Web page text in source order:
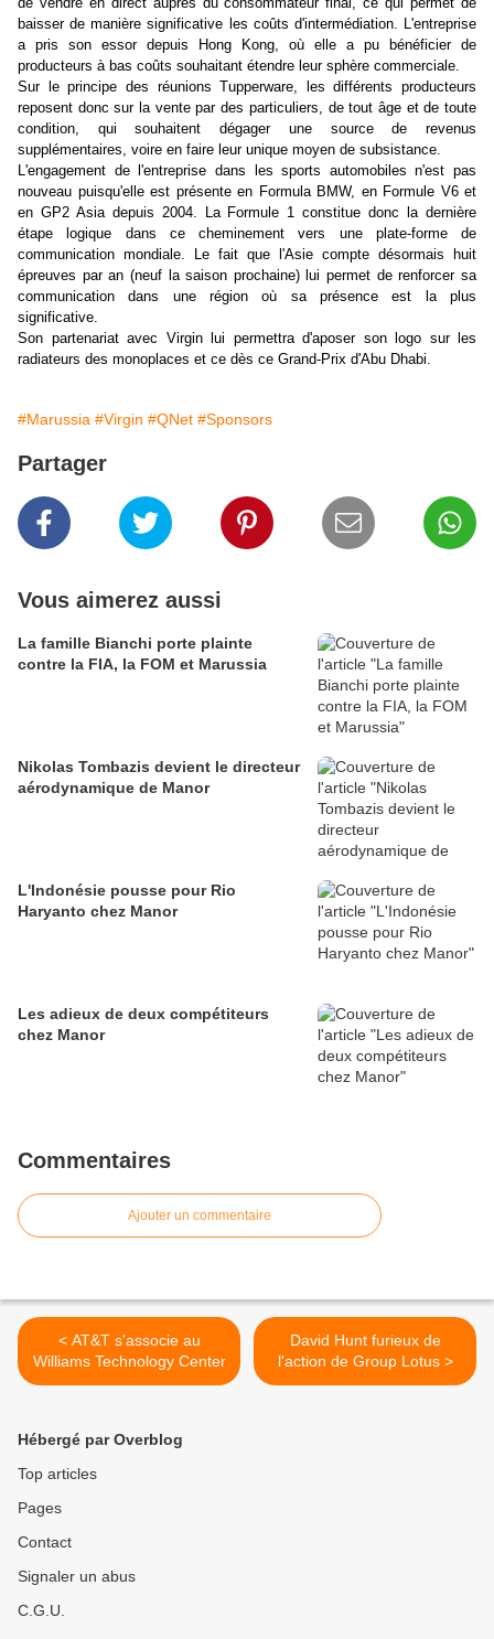
baisser de manière significative les coûts d'intermédiation. L'entreprise
a pris son essor depuis Hong Kong, où elle a pu bénéficier de
producteurs à bas coûts souhaitant étendre leur sphère commerciale.
Sur le principe des réunions Tupperware, les différents producteurs
reposent donc sur la vente par des particuliers, de tout âge et de toute
condition, qui souhaitent dégager une source de revenus
supplémentaires, voire en faire leur unique moyen de subsistance.
L'engagement de l'entreprise dans les sports automobiles n'est pas
nouveau puisqu'elle est présente en Formula BMW, en Formule V6 et
en GP2 Asia depuis 2004. La Formule 1 constitue donc la dernière
étape logique dans ce cheminement vers une plate-forme de
communication mondiale. Le fait que l'Asie compte désormais huit
épreuves par an (neuf la saison prochaine) lui permet de renforcer sa
communication dans une région où sa présence est la plus
significative.
Son partenariat avec Virgin lui permettra d'aposer son logo sur les
radiateurs des monoplaces et ce dès ce Grand-Prix d'Abu Dhabi.
#Marussia #Virgin #QNet #Sponsors
Partager
Vous aimerez aussi
La famille Bianchi porte plainte
contre la FIA, la FOM et Marussia
Nikolas Tombazis devient le directeur
aérodynamique de Manor
L'Indonésie pousse pour Rio
Haryanto chez Manor
Les adieux de deux compétiteurs
chez Manor
Commentaires
Ajouter un commentaire
< AT&T s'associe au
Williams Technology Center
David Hunt furieux de
l'action de Group Lotus >
Hébergé par Overblog
Top articles
Pages
Contact
Signaler un abus
C.G.U.